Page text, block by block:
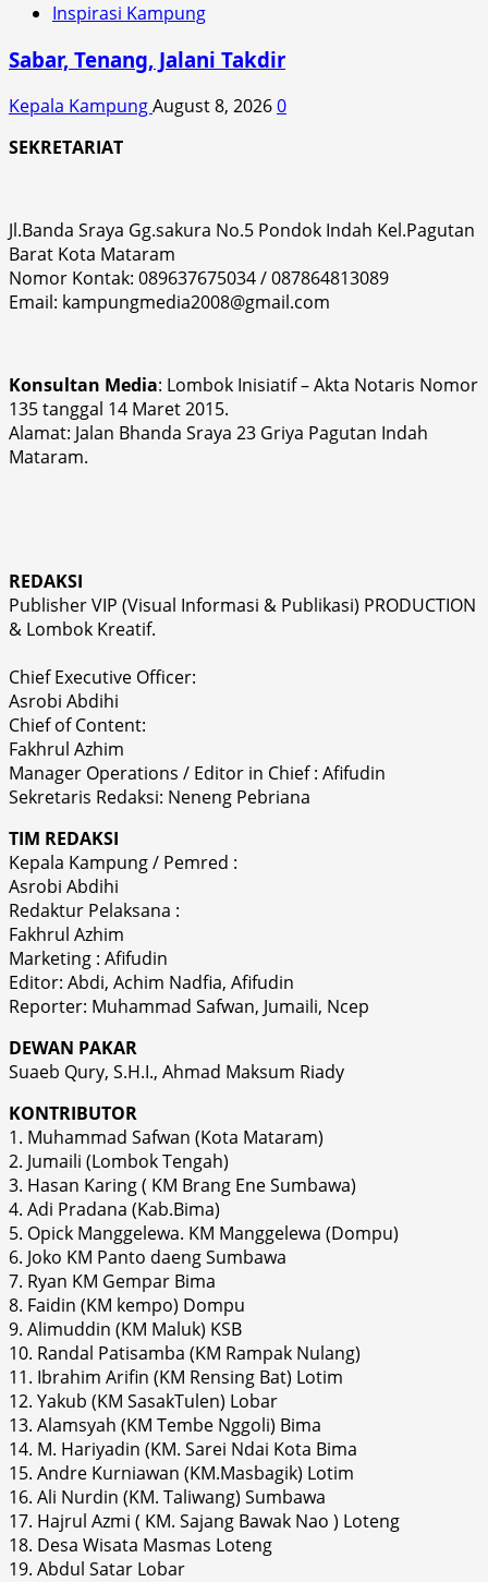
Inspirasi Kampung
Sabar, Tenang, Jalani Takdir
Kepala KampungAugust 8, 20260
SEKRETARIAT
Jl.Banda Sraya Gg.sakura No.5 Pondok Indah Kel.Pagutan
Barat Kota Mataram
Nomor Kontak: 089637675034 / 087864813089
Email: kampungmedia2008@gmail.com
Konsultan Media: Lombok Inisiatif – Akta Notaris Nomor
135 tanggal 14 Maret 2015.
Alamat: Jalan Bhanda Sraya 23 Griya Pagutan Indah
Mataram.
REDAKSI
Publisher VIP (Visual Informasi & Publikasi) PRODUCTION
& Lombok Kreatif.
Chief Executive Officer:
Asrobi Abdihi
Chief of Content:
Fakhrul Azhim
Manager Operations / Editor in Chief : Afifudin
Sekretaris Redaksi: Neneng Pebriana
TIM REDAKSI
Kepala Kampung / Pemred :
Asrobi Abdihi
Redaktur Pelaksana :
Fakhrul Azhim
Marketing : Afifudin
Editor: Abdi, Achim Nadfia, Afifudin
Reporter: Muhammad Safwan, Jumaili, Ncep
DEWAN PAKAR
Suaeb Qury, S.H.I., Ahmad Maksum Riady
KONTRIBUTOR
1. Muhammad Safwan (Kota Mataram)
2. Jumaili (Lombok Tengah)
3. Hasan Karing ( KM Brang Ene Sumbawa)
4. Adi Pradana (Kab.Bima)
5. Opick Manggelewa. KM Manggelewa (Dompu)
6. Joko KM Panto daeng Sumbawa
7. Ryan KM Gempar Bima
8. Faidin (KM kempo) Dompu
9. Alimuddin (KM Maluk) KSB
10. Randal Patisamba (KM Rampak Nulang)
11. Ibrahim Arifin (KM Rensing Bat) Lotim
12. Yakub (KM SasakTulen) Lobar
13. Alamsyah (KM Tembe Nggoli) Bima
14. M. Hariyadin (KM. Sarei Ndai Kota Bima
15. Andre Kurniawan (KM.Masbagik) Lotim
16. Ali Nurdin (KM. Taliwang) Sumbawa
17. Hajrul Azmi ( KM. Sajang Bawak Nao ) Loteng
18. Desa Wisata Masmas Loteng
19. Abdul Satar Lobar